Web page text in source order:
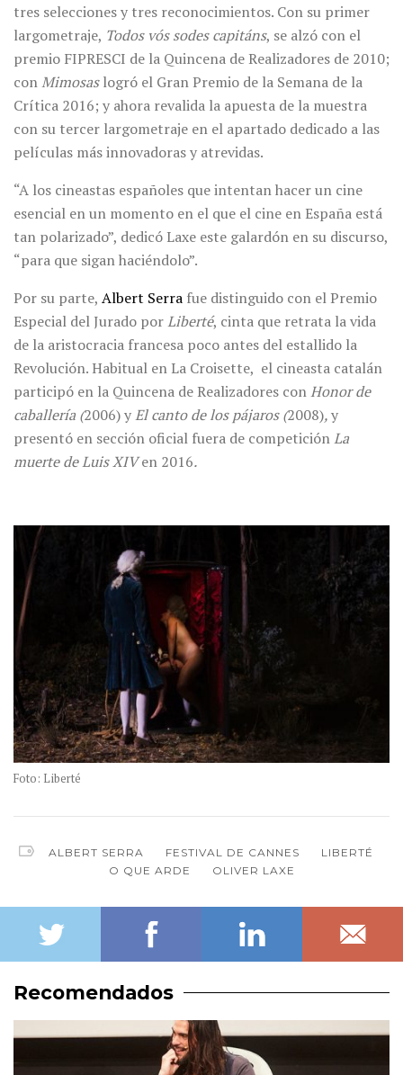
tres selecciones y tres reconocimientos. Con su primer
largometraje, Todos vós sodes capitáns, se alzó con el
premio FIPRESCI de la Quincena de Realizadores de 2010;
conMimosaslogró el Gran Premio de la Semana de la
Crítica 2016; y ahora revalida la apuesta de la muestra
con su tercer largometraje en el apartado dedicado a las
películas más innovadoras y atrevidas.
“A los cineastas españoles que intentan hacer un cine
esencial en un momento en el que el cine en España está
tan polarizado”, dedicó Laxe este galardón en su discurso,
“para que sigan haciéndolo”.
Por su parte, Albert Serra fue distinguido con el Premio
Especial del Jurado porLiberté, cinta que retrata la vida
de la aristocracia francesa poco antes del estallido la
Revolución. Habitual en La Croisette, el cineasta catalán
participó en la Quincena de Realizadores conHonor de
caballería (2006) yEl canto de los pájaros (2008),y
presentó en sección oficial fuera de competiciónLa
muerte de Luis XIVen 2016.
Foto: Liberté
ALBERT SERRA FESTIVAL DE CANNES
LIBERTÉ
O QUE ARDE
OLIVER LAXE
Recomendados